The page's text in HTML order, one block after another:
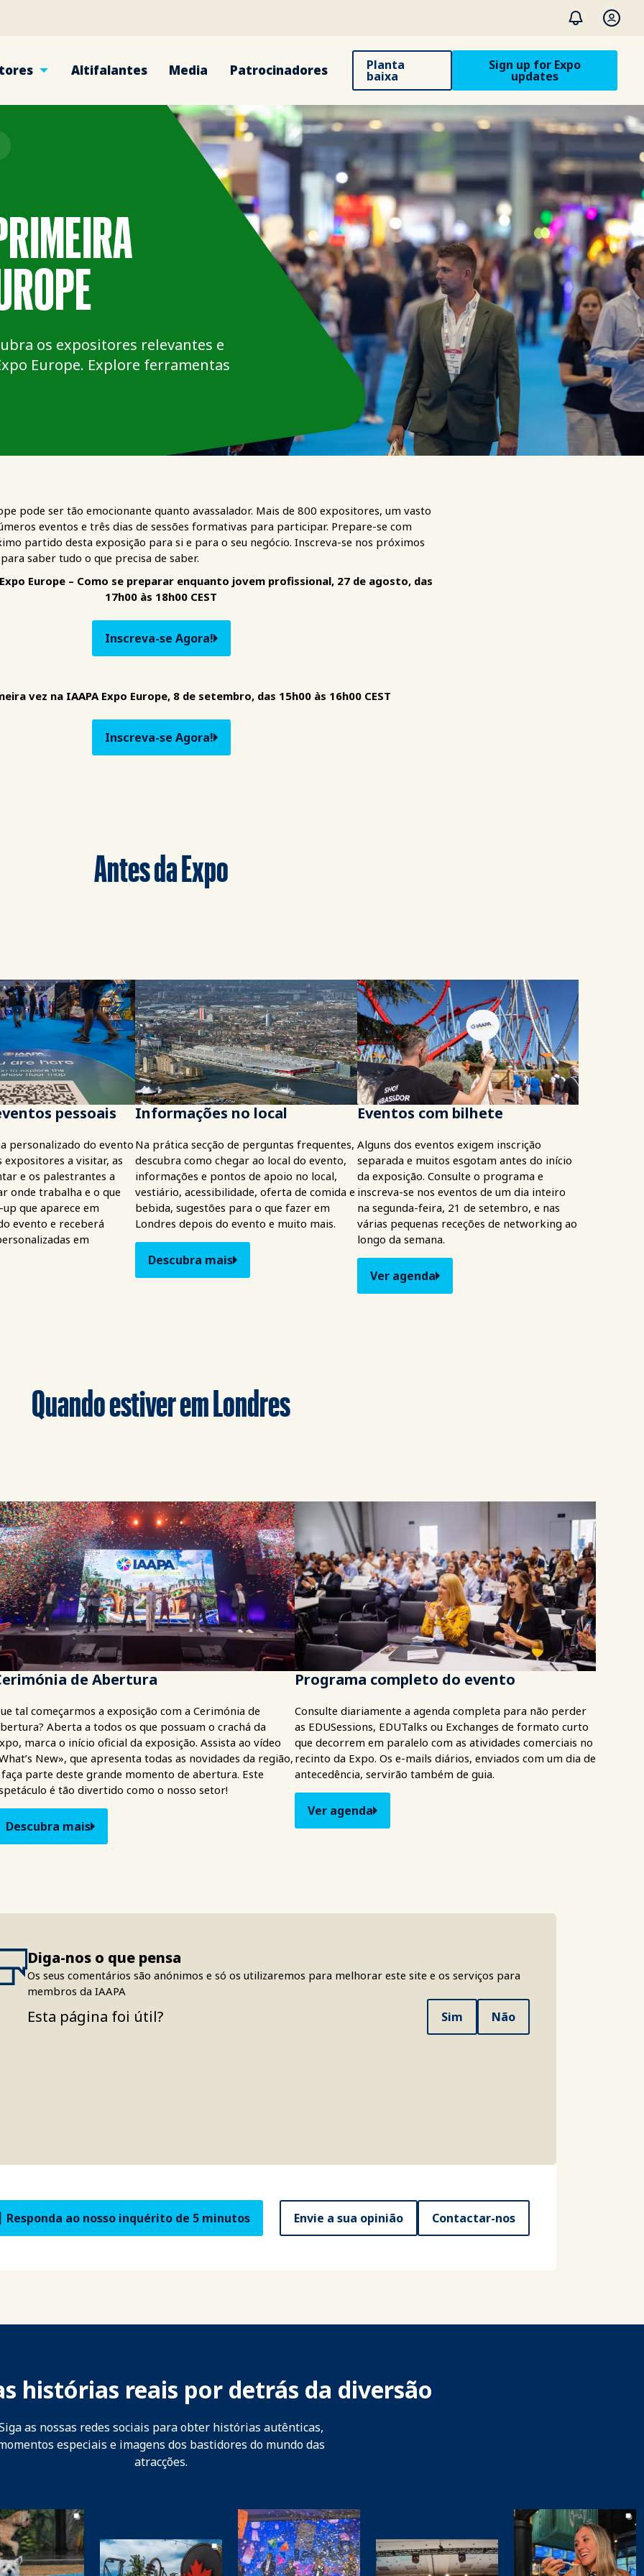
Altifalantes Media Patrocinadores Planta
baixa
Sign up for Expo
updates
os expositores relevantes e
Europe. Explore ferramentas
pode ser tão emocionante quanto avassalador. Mais de 800 expositores, um vasto
eventos e três dias de sessões formativas para participar. Prepare-se com
partido desta exposição para si e para o seu negócio. Inscreva-se nos próximos
saber tudo o que precisa de saber.
Europe – Como se preparar enquanto jovem profissional, 27 de agosto, das
17h00 às 18h00 CEST
Inscreva-se Agora!
vez na IAAPA Expo Europe, 8 de setembro, das 15h00 às 16h00 CEST
Inscreva-se Agora!
Antes da Expo
pessoais
personalizado do evento
a visitar, as
e os palestrantes a
onde trabalha e o que
que aparece em
evento e receberá
em
Informações no local
Na prática secção de perguntas frequentes,
descubra como chegar ao local do evento,
informações e pontos de apoio no local,
vestiário, acessibilidade, oferta de comida e
bebida, sugestões para o que fazer em
Londres depois do evento e muito mais.
Descubra mais
Eventos com bilhete
Alguns dos eventos exigem inscrição
separada e muitos esgotam antes do início
da exposição. Consulte o programa e
inscreva-se nos eventos de um dia inteiro
na segunda-feira, 21 de setembro, e nas
várias pequenas receções de networking ao
longo da semana.
Ver agenda
Quando estiver em Londres
de Abertura
tal começarmos a exposição com a Cerimónia de
Aberta a todos os que possuam o crachá da
marca o início oficial da exposição. Assista ao vídeo
New», que apresenta todas as novidades da região,
faça parte deste grande momento de abertura. Este
é tão divertido como o nosso setor!
Descubra mais
Programa completo do evento
Consulte diariamente a agenda completa para não perder
as EDUSessions, EDUTalks ou Exchanges de formato curto
que decorrem em paralelo com as atividades comerciais no
recinto da Expo. Os e-mails diários, enviados com um dia de
antecedência, servirão também de guia.
Ver agenda
Diga-nos o que pensa
Os seus comentários são anónimos e só os utilizaremos para melhorar este site e os serviços para
membros da IAAPA
Esta página foi útil? Sim Não
Responda ao nosso inquérito de 5 minutos Envie a sua opinião Contactar-nos
histórias reais por detrás da diversão
as nossas redes sociais para obter histórias autênticas,
especiais e imagens dos bastidores do mundo das
atracções.